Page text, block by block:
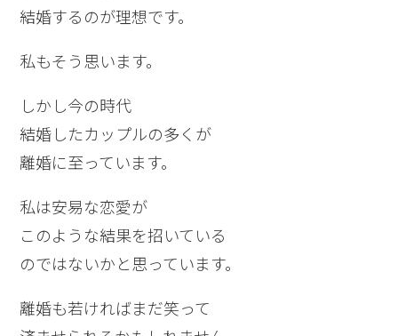
結婚するのが理想です。
私もそう思います。
しかし今の時代
結婚したカップルの多くが
離婚に至っています。
私は安易な恋愛が
このような結果を招いている
のではないかと思っています。
離婚も若ければまだ笑って